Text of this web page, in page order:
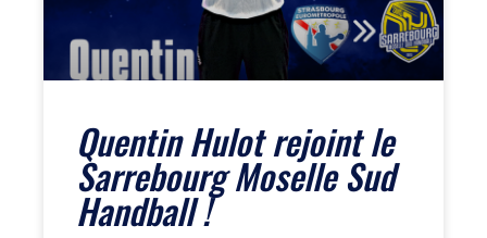
Quentin Hulot rejoint le
Sarrebourg Moselle Sud
Handball !